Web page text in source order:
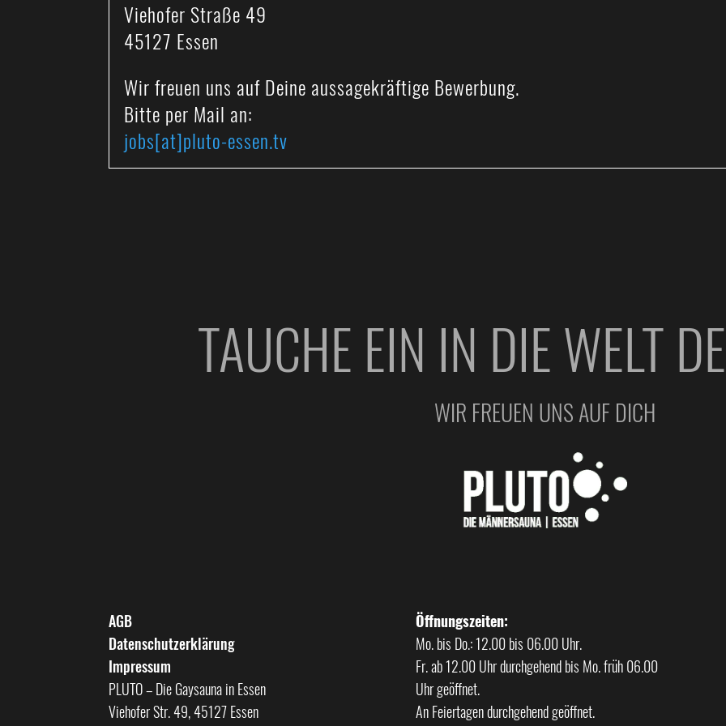
Viehofer Straße 49
45127 Essen
Wir freuen uns auf Deine aussagekräftige Bewerbung.
Bitte per Mail an:
jobs[at]pluto-essen.tv
TAUCHE EIN IN DIE WELT
WIR FREUEN UNS AUF DICH
AGB
Datenschutzerklärung
Impressum
PLUTO – Die Gaysauna in Essen
Viehofer Str. 49, 45127 Essen
Öffnungszeiten:
Mo. bis Do.: 12.00 bis 06.00 Uhr.
Fr. ab 12.00 Uhr durchgehend bis Mo. früh 06.00
Uhr geöffnet.
An Feiertagen durchgehend geöffnet.